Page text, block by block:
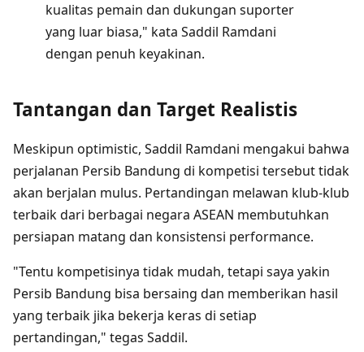
kualitas pemain dan dukungan suporter
yang luar biasa," kata Saddil Ramdani
dengan penuh keyakinan.
Tantangan dan Target Realistis
Meskipun optimistic, Saddil Ramdani mengakui bahwa
perjalanan Persib Bandung di kompetisi tersebut tidak
akan berjalan mulus. Pertandingan melawan klub-klub
terbaik dari berbagai negara ASEAN membutuhkan
persiapan matang dan konsistensi performance.
"Tentu kompetisinya tidak mudah, tetapi saya yakin
Persib Bandung bisa bersaing dan memberikan hasil
yang terbaik jika bekerja keras di setiap
pertandingan," tegas Saddil.